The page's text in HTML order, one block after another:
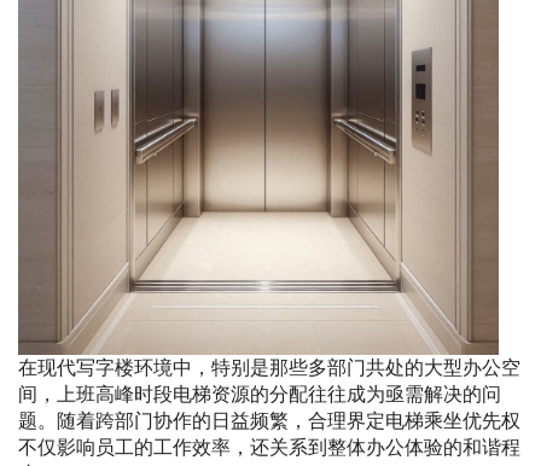
在现代写字楼环境中，特别是那些多部门共处的大型办公空
间，上班高峰时段电梯资源的分配往往成为亟需解决的问
题。随着跨部门协作的日益频繁，合理界定电梯乘坐优先权
不仅影响员工的工作效率，还关系到整体办公体验的和谐程